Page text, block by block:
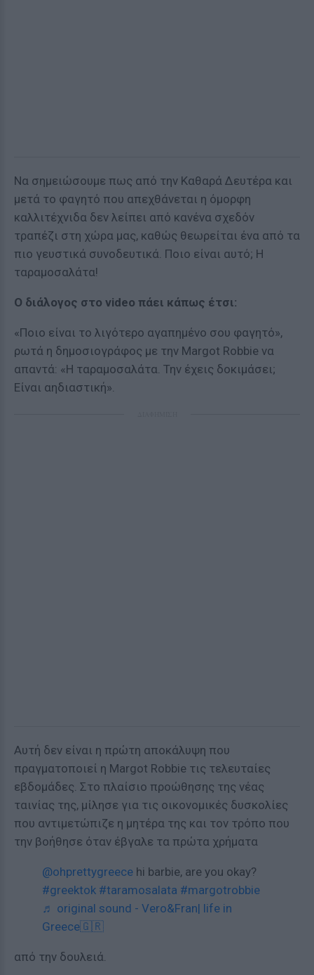
Να σημειώσουμε πως από την Καθαρά Δευτέρα και
μετά το φαγητό που απεχθάνεται η όμορφη
καλλιτέχνιδα δεν λείπει από κανένα σχεδόν
τραπέζι στη χώρα μας, καθώς θεωρείται ένα από τα
πιο γευστικά συνοδευτικά. Ποιο είναι αυτό; Η
ταραμοσαλάτα!
Ο διάλογος στο video πάει κάπως έτσι:
«Ποιο είναι το λιγότερο αγαπημένο σου φαγητό»,
ρωτά η δημοσιογράφος με την Margot Robbie να
απαντά: «Η ταραμοσαλάτα. Την έχεις δοκιμάσει;
Είναι αηδιαστική».
Αυτή δεν είναι η πρώτη αποκάλυψη που
πραγματοποιεί η Margot Robbie τις τελευταίες
εβδομάδες. Στο πλαίσιο προώθησης της νέας
ταινίας της, μίλησε για τις οικονομικές δυσκολίες
που αντιμετώπιζε η μητέρα της και τον τρόπο που
την βοήθησε όταν έβγαλε τα πρώτα χρήματα
@ohprettygreece hi barbie, are you okay?
#greektok #taramosalata #margotrobbie
♬ original sound - Vero&Fran| life in
Greece🇬🇷
από την δουλειά.